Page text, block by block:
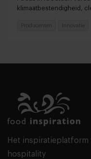
klimaatbestendigheid,
Producenten Innovatie
Het
hospitality